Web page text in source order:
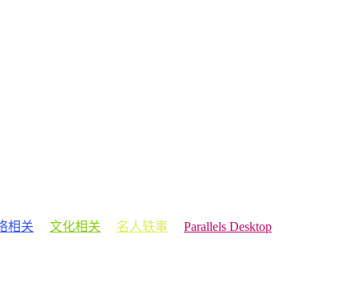
相关 文化相关 名人轶事 Parallels Desktop